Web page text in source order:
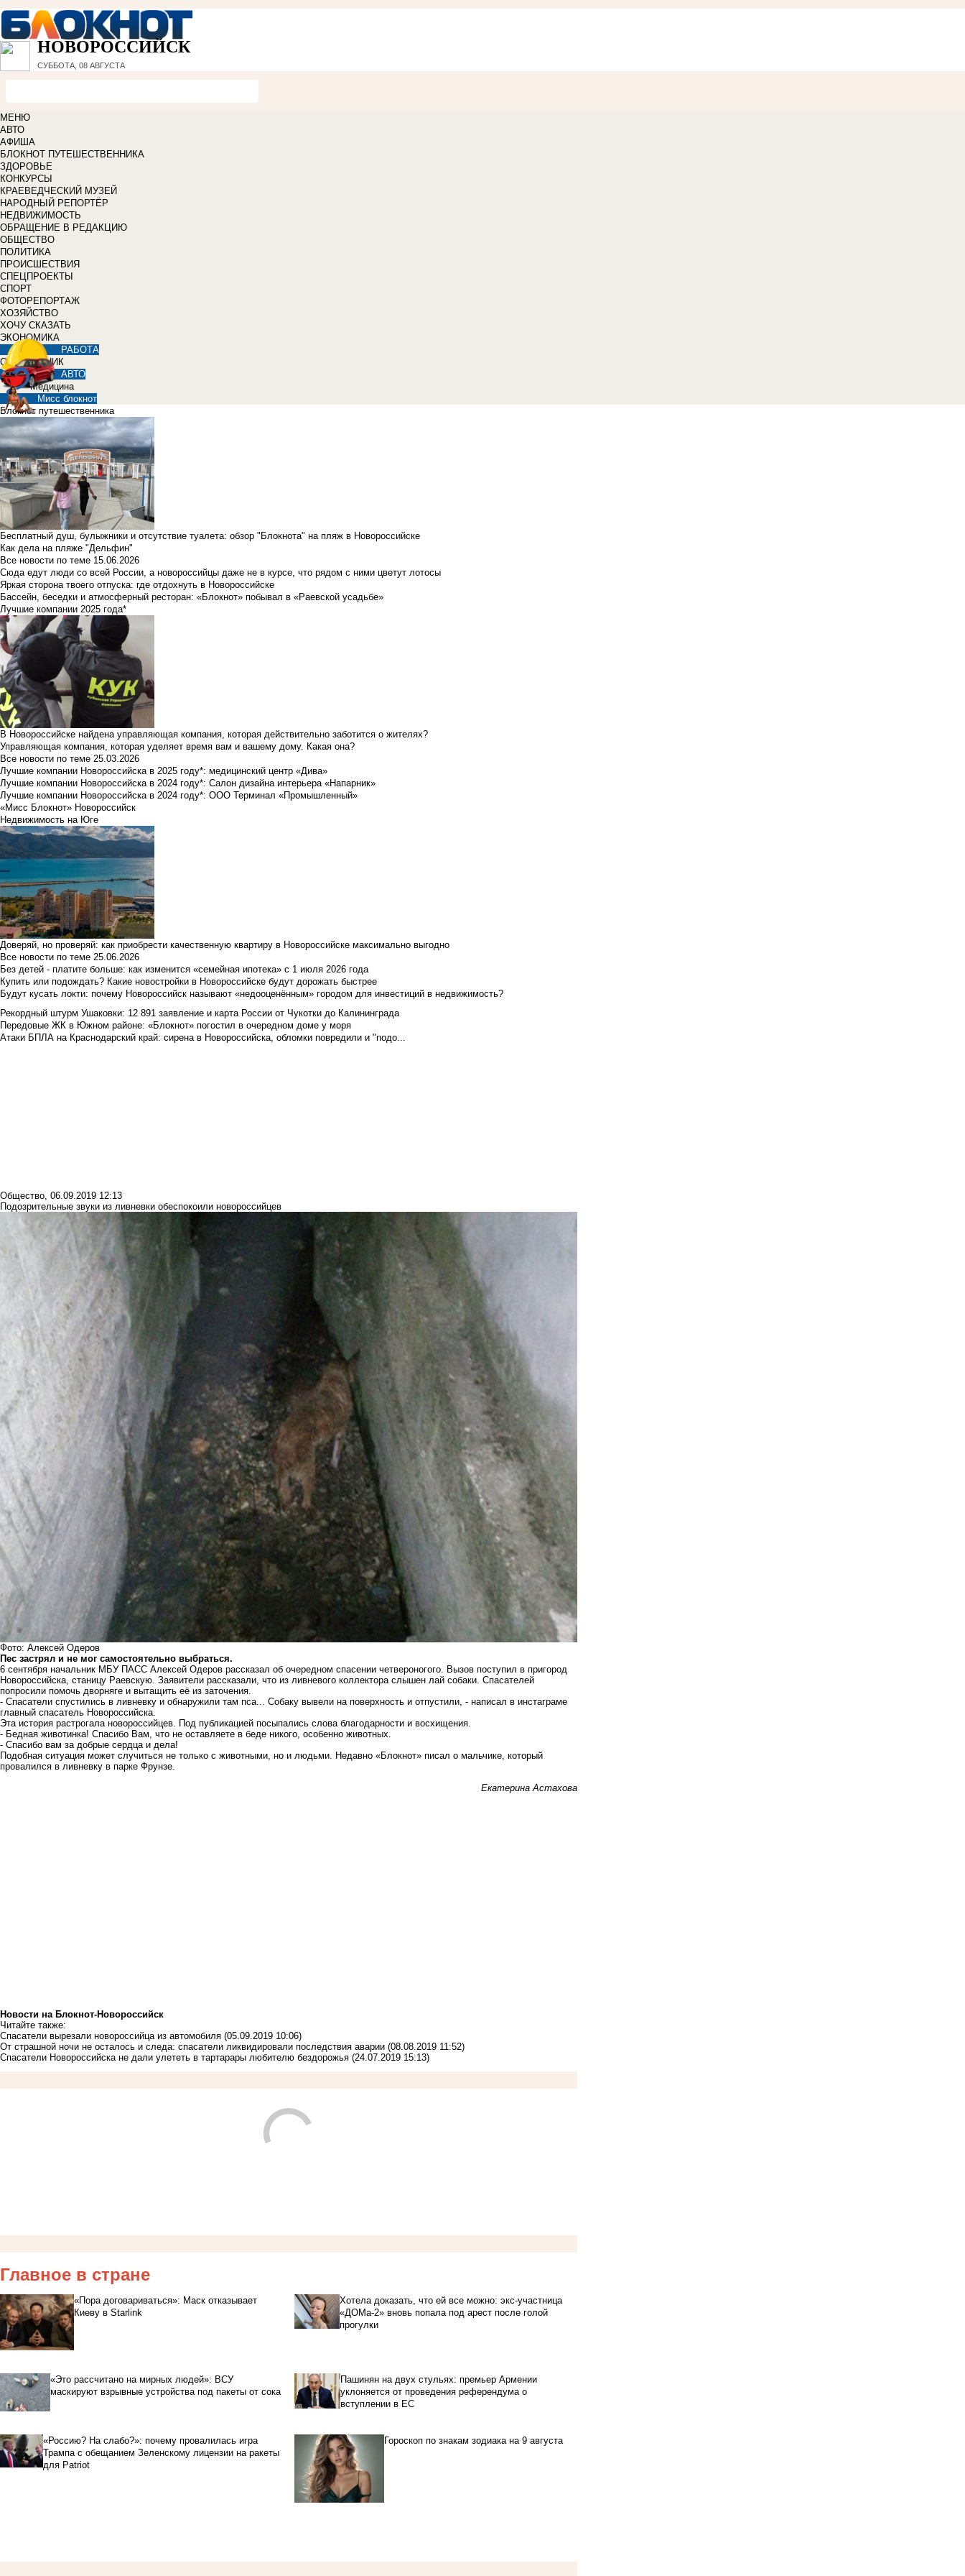
НОВОРОССИЙСК
СУББОТА, 08 АВГУСТА
МЕНЮ
АВТО
АФИША
БЛОКНОТ ПУТЕШЕСТВЕННИКА
ЗДОРОВЬЕ
КОНКУРСЫ
КРАЕВЕДЧЕСКИЙ МУЗЕЙ
НАРОДНЫЙ РЕПОРТЁР
НЕДВИЖИМОСТЬ
ОБРАЩЕНИЕ В РЕДАКЦИЮ
ОБЩЕСТВО
ПОЛИТИКА
ПРОИСШЕСТВИЯ
СПЕЦПРОЕКТЫ
СПОРТ
ФОТОРЕПОРТАЖ
ХОЗЯЙСТВО
ХОЧУ СКАЗАТЬ
ЭКОНОМИКА
РАБОТА
СПРАВОЧНИК
АВТО
Медицина
Мисс блокнот
Блокнот путешественника
Бесплатный душ, булыжники и отсутствие туалета: обзор "Блокнота" на пляж в Новороссийске
Как дела на пляже "Дельфин"
Все новости по теме 15.06.2026
Сюда едут люди со всей России, а новороссийцы даже не в курсе, что рядом с ними цветут лотосы
Яркая сторона твоего отпуска: где отдохнуть в Новороссийске
Бассейн, беседки и атмосферный ресторан: «Блокнот» побывал в «Раевской усадьбе»
Лучшие компании 2025 года*
В Новороссийске найдена управляющая компания, которая действительно заботится о жителях?
Управляющая компания, которая уделяет время вам и вашему дому. Какая она?
Все новости по теме 25.03.2026
Лучшие компании Новороссийска в 2025 году*: медицинский центр «Дива»
Лучшие компании Новороссийска в 2024 году*: Салон дизайна интерьера «Напарник»
Лучшие компании Новороссийска в 2024 году*: ООО Терминал «Промышленный»
«Мисс Блокнот» Новороссийск
Недвижимость на Юге
Доверяй, но проверяй: как приобрести качественную квартиру в Новороссийске максимально выгодно
Все новости по теме 25.06.2026
Без детей - платите больше: как изменится «семейная ипотека» с 1 июля 2026 года
Купить или подождать? Какие новостройки в Новороссийске будут дорожать быстрее
Будут кусать локти: почему Новороссийск называют «недооценённым» городом для инвестиций в недвижимость?
Рекордный штурм Ушаковки: 12 891 заявление и карта России от Чукотки до Калининграда
Передовые ЖК в Южном районе: «Блокнот» погостил в очередном доме у моря
Атаки БПЛА на Краснодарский край: сирена в Новороссийска, обломки повредили и "подо...
Общество, 06.09.2019 12:13
Подозрительные звуки из ливневки обеспокоили новороссийцев
Фото: Алексей Одеров
Пес застрял и не мог самостоятельно выбраться.
6 сентября начальник МБУ ПАСС Алексей Одеров рассказал об очередном спасении четвероногого. Вызов поступил в пригород
Новороссийска, станицу Раевскую. Заявители рассказали, что из ливневого коллектора слышен лай собаки. Спасателей
попросили помочь дворняге и вытащить её из заточения.
- Спасатели спустились в ливневку и обнаружили там пса... Собаку вывели на поверхность и отпустили, - написал в инстаграме
главный спасатель Новороссийска.
Эта история растрогала новороссийцев. Под публикацией посыпались слова благодарности и восхищения.
- Бедная животинка! Спасибо Вам, что не оставляете в беде никого, особенно животных.
- Спасибо вам за добрые сердца и дела!
Подобная ситуация может случиться не только с животными, но и людьми. Недавно «Блокнот» писал о мальчике, который
провалился в ливневку в парке Фрунзе.
Екатерина Астахова
Новости на Блoкнoт-Новороссийск
Читайте также:
Спасатели вырезали новороссийца из автомобиля (05.09.2019 10:06)
От страшной ночи не осталось и следа: спасатели ликвидировали последствия аварии (08.08.2019 11:52)
Спасатели Новороссийска не дали улететь в тартарары любителю бездорожья (24.07.2019 15:13)
Главное в стране
«Пора договариваться»: Маск отказывает
Киеву в Starlink
Хотела доказать, что ей все можно: экс-участница
«ДОМа-2» вновь попала под арест после голой
прогулки
«Это рассчитано на мирных людей»: ВСУ
маскируют взрывные устройства под пакеты от сока
Пашинян на двух стульях: премьер Армении
уклоняется от проведения референдума о
вступлении в ЕС
«Россию? На слабо?»: почему провалилась игра
Трампа с обещанием Зеленскому лицензии на ракеты
для Patriot
Гороскоп по знакам зодиака на 9 августа